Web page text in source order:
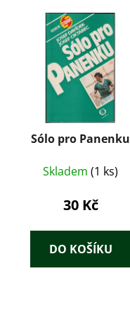
Sólo pro Panenku
Skladem (1 ks)
30 Kč
DO KOŠÍKU